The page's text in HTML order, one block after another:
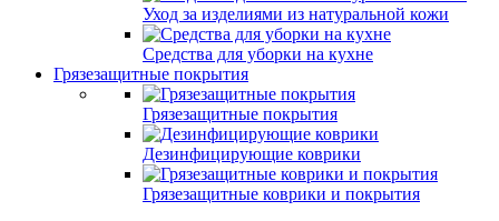
Уход за изделиями из натуральной кожи
Средства для уборки на кухне
Грязезащитные покрытия
Грязезащитные покрытия
Дезинфицирующие коврики
Грязезащитные коврики и покрытия